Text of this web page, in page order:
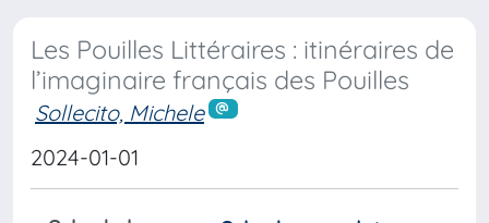
Les Pouilles Littéraires : itinéraires de
l’imaginaire français des Pouilles
Sollecito, Michele
2024-01-01